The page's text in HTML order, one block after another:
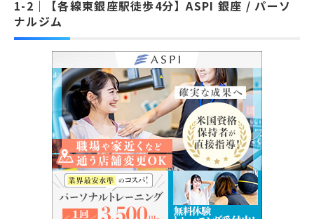
【各線東銀座駅徒歩4分】ASPI 銀座 / パーソ
ナルジム